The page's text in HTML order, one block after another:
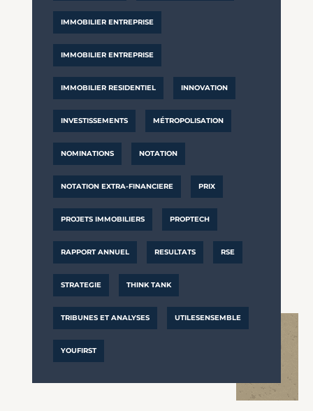
IMMOBILIER ENTREPRISE
IMMOBILIER ENTREPRISE
IMMOBILIER RESIDENTIEL INNOVATION
INVESTISSEMENTS MÉTROPOLISATION
NOMINATIONS NOTATION
NOTATION EXTRA-FINANCIERE PRIX
PROJETS IMMOBILIERS PROPTECH
RAPPORT ANNUEL RESULTATS RSE
STRATEGIE THINK TANK
TRIBUNES ET ANALYSES UTILESENSEMBLE
YOUFIRST